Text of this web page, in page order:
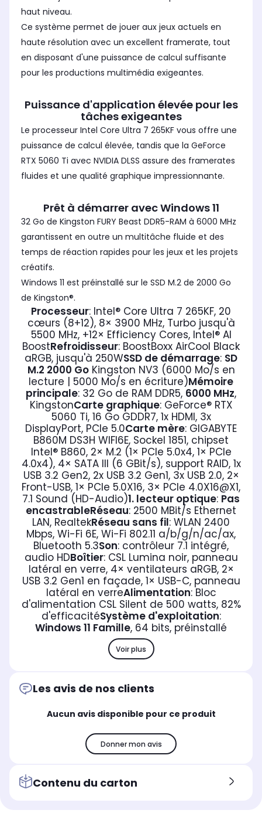
haut niveau.
Ce système permet de jouer aux jeux actuels en
haute résolution avec un excellent framerate, tout
en disposant d'une puissance de calcul suffisante
pour les productions multimédia exigeantes.
Puissance d'application élevée pour les
tâches exigeantes
Le processeur Intel Core Ultra 7 265KF vous offre une
puissance de calcul élevée, tandis que la GeForce
RTX 5060 Ti avec NVIDIA DLSS assure des framerates
fluides et une qualité graphique impressionnante.
Prêt à démarrer avec Windows 11
32 Go de Kingston FURY Beast DDR5-RAM à 6000 MHz
garantissent en outre un multitâche fluide et des
temps de réaction rapides pour les jeux et les projets
créatifs.
Windows 11 est préinstallé sur le SSD M.2 de 2000 Go
de Kingston®.
Processeur: Intel® Core Ultra 7 265KF, 20
cœurs (8+12), 8× 3900 MHz, Turbo jusqu'à
5500 MHz, +12× Efficiency Cores, Intel® AI
BoostRefroidisseur: BoostBoxx AirCool Black
aRGB, jusqu'à 250WSSD de démarrage: SD
M.2 2000 GoKingston NV3 (6000 Mo/s en
lecture | 5000 Mo/s en écriture)Mémoire
principale: 32 Go de RAM DDR5, 6000 MHz,
KingstonCarte graphique: GeForce® RTX
5060 Ti, 16 Go GDDR7, 1x HDMI, 3x
DisplayPort, PCIe 5.0Carte mère: GIGABYTE
B860M DS3H WIFI6E, Sockel 1851, chipset
Intel® B860, 2× M.2 (1× PCIe 5.0x4, 1× PCIe
4.0x4), 4× SATA III (6 GBit/s), support RAID, 1x
USB 3.2 Gen2, 2x USB 3.2 Gen1, 3x USB 2.0, 2×
Front-USB, 1× PCIe 5.0X16, 3× PCIe 4.0X16@X1,
7.1 Sound (HD-Audio)1. lecteur optique: Pas
encastrableRéseau: 2500 MBit/s Ethernet
LAN, RealtekRéseau sans fil: WLAN 2400
Mbps, Wi-Fi 6E, Wi-Fi 802.11 a/b/g/n/ac/ax,
Bluetooth 5.3Son: contrôleur 7.1 intégré,
audio HDBoîtier: CSL Lumina noir, panneau
latéral en verre, 4× ventilateurs aRGB, 2×
USB 3.2 Gen1 en façade, 1× USB-C, panneau
latéral en verreAlimentation: Bloc
d'alimentation CSL Silent de 500 watts, 82%
d'efficacitéSystème d'exploitation:
Windows 11 Famille, 64 bits, préinstallé
Voir plus
Les avis de nos clients
Aucun avis disponible pour ce produit
Donner mon avis
Contenu du carton